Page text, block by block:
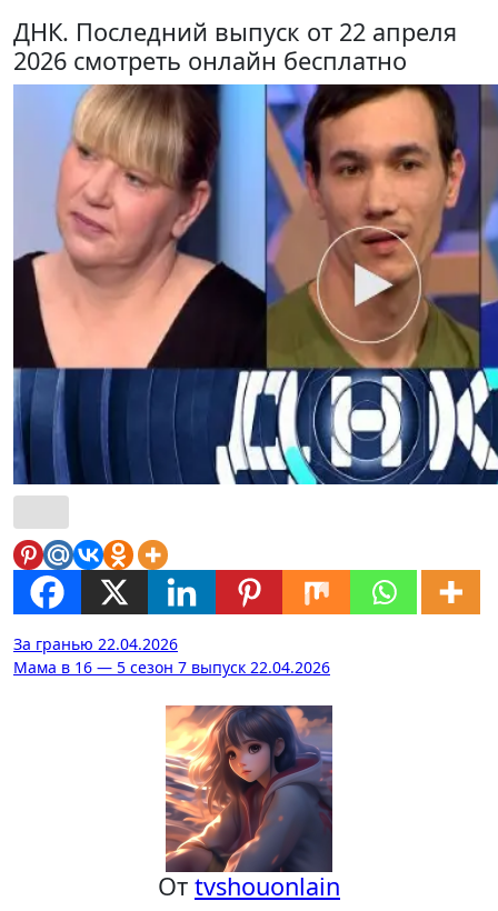
ДНК. Последний выпуск от 22 апреля
2026 смотреть онлайн бесплатно
Навигация
по
За гранью 22.04.2026
Мама в 16 — 5 сезон 7 выпуск 22.04.2026
От tvshouonlain